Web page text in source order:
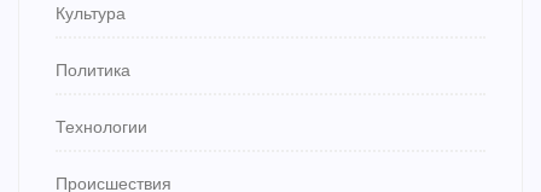
Культура
Политика
Технологии
Происшествия